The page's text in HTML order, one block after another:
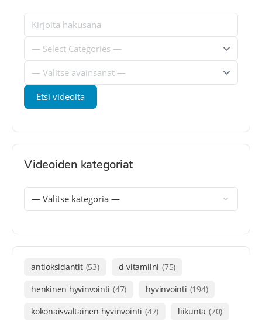
Videoiden kategoriat
antioksidantit (53) d-vitamiini (75)
henkinen hyvinvointi (47) hyvinvointi (194)
kokonaisvaltainen hyvinvointi (47) liikunta (70)